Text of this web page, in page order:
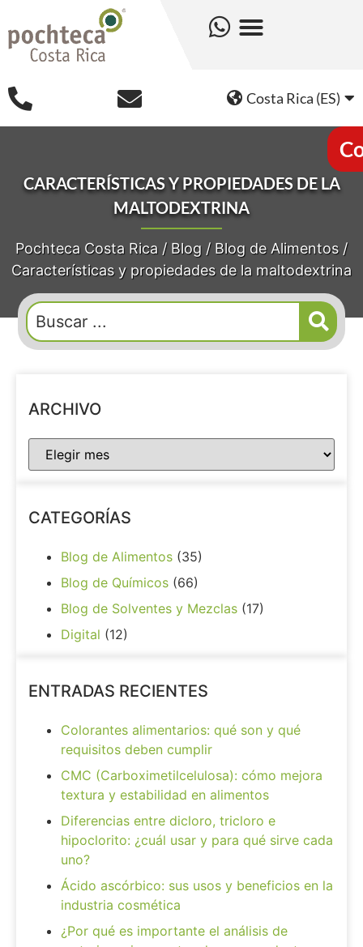
Costa Rica (ES)
CARACTERÍSTICAS Y PROPIEDADES DE LA
MALTODEXTRINA
Pochteca Costa Rica / Blog / Blog de Alimentos/
Características y propiedades de la maltodextrina
ARCHIVO
CATEGORÍAS
Blog de Alimentos (35)
Blog de Químicos (66)
Blog de Solventes y Mezclas (17)
Digital (12)
ENTRADAS RECIENTES
Colorantes alimentarios: qué son y qué
requisitos deben cumplir
CMC (Carboximetilcelulosa): cómo mejora
textura y estabilidad en alimentos
Diferencias entre dicloro, tricloro e
hipoclorito: ¿cuál usar y para qué sirve cada
uno?
Ácido ascórbico: sus usos y beneficios en la
industria cosmética
¿Por qué es importante el análisis de